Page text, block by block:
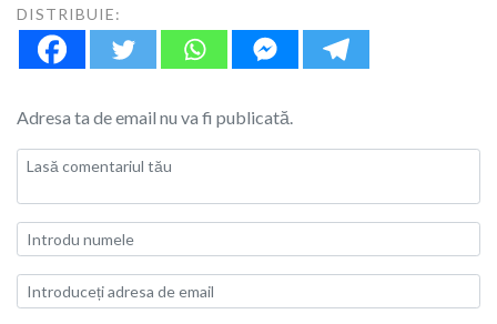
DISTRIBUIE:
Adresa ta de email nu va fi publicată.